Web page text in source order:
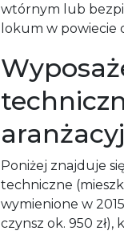
wtórnym lub
lokum w powiecie
Poniżej znajduje
techniczne
wymienione w
czynsz ok. 950